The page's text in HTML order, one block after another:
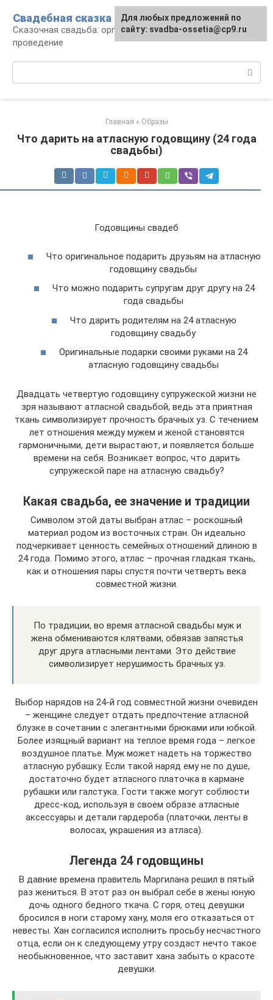
контенту
Свадебная сказка
Сказочная свадьба: организация и
проведение
Главная » Образы
Что дарить на атласную годовщину (24 года
свадьбы)
Годовщины свадеб
Что оригинальное подарить друзьям на атласную
годовщину свадьбы
Что можно подарить супругам друг другу на 24
года свадьбы
Что дарить родителям на 24 атласную
годовщину свадьбу
Оригинальные подарки своими руками на 24
атласную годовщину свадьбы
Двадцать четвертую годовщину супружеской жизни не
зря называют атласной свадьбой, ведь эта приятная
ткань символизирует прочность брачных уз. С течением
лет отношения между мужем и женой становятся
гармоничными, дети вырастают, и появляется больше
времени на себя. Возникает вопрос, что дарить
супружеской паре на атласную свадьбу?
Какая свадьба, ее значение и традиции
Символом этой даты выбран атлас – роскошный
материал родом из восточных стран. Он идеально
подчеркивает ценность семейных отношений длиною в
24 года. Помимо этого, атлас – прочная гладкая ткань,
как и отношения пары спустя почти четверть века
совместной жизни.
По традиции, во время атласной свадьбы муж и
жена обмениваются клятвами, обвязав запястья
друг друга атласными лентами. Это действие
символизирует нерушимость брачных уз.
Выбор нарядов на 24-й год совместной жизни очевиден
– женщине следует отдать предпочтение атласной
блузке в сочетании с элегантными брюками или юбкой.
Более изящный вариант на теплое время года – легкое
воздушное платье. Муж может надеть на торжество
атласную рубашку. Если такой наряд ему не по душе,
достаточно будет атласного платочка в кармане
рубашки или галстука. Гости также могут соблюсти
дресс-код, используя в своем образе атласные
аксессуары и детали гардероба (платочки, ленты в
волосах, украшения из атласа).
Легенда 24 годовщины
В давние времена правитель Маргилана решил в пятый
раз жениться. В этот раз он выбрал себе в жены юную
дочь одного бедного ткача. С горя, отец девушки
бросился в ноги старому хану, моля его отказаться от
невесты. Хан согласился исполнить просьбу несчастного
отца, если он к следующему утру создаст нечто такое
необыкновенное, что заставит хана забыть о красоте
девушки.
Для любых предложений по
сайту: svadba-ossetia@cp9.ru